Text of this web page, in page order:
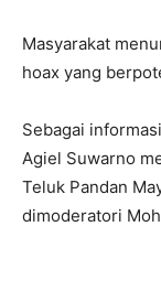
Masyarakat
hoax yang
Sebagai
Agiel Suwarno
Teluk Pandan
dimoderatori